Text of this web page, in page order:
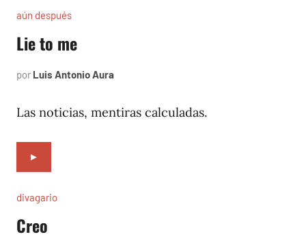
aún después
Lie to me
por Luis Antonio Aura
2006
Las noticias, mentiras calculadas.
►
divagario
Creo